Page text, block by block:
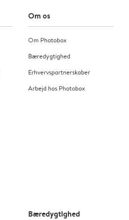
Om os
Om Photobox
Bæredygtighed
Erhvervspartnerskaber
Arbejd hos Photobox
Bæredygtighed